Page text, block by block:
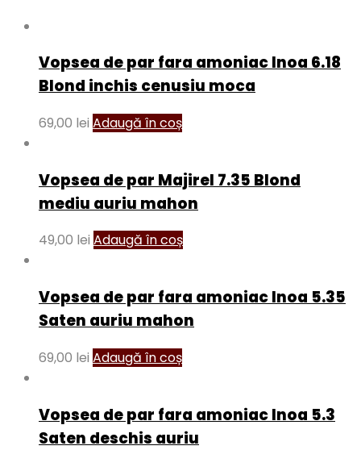
Vopsea de par fara amoniac Inoa 6.18
Blond inchis cenusiu moca
69,00 lei Adaugă în coș
Vopsea de par Majirel 7.35 Blond
mediu auriu mahon
49,00 lei Adaugă în coș
Vopsea de par fara amoniac Inoa 5.35
Saten auriu mahon
69,00 lei Adaugă în coș
Vopsea de par fara amoniac Inoa 5.3
Saten deschis auriu